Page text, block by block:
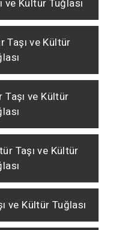
ve Kültür Tuğlası
Taşı ve Kültür
ve Kültür
Taşı ve Kültür
ve Kültür Tuğlası